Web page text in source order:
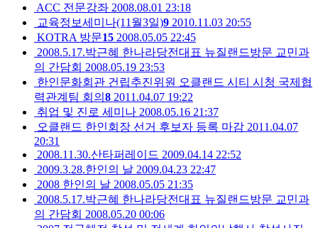
ACC 전문강좌 2008.08.01 23:18
교육정보세미나(11월3일)9 2010.11.03 20:55
KOTRA 방문15 2008.05.05 22:45
2008.5.17.박근혜 한나라당전대표 뉴질랜드방문 교민과
의 간담회 2008.05.19 23:53
한인문화회관 건립추진위원 오클랜드 시티 시청 국제협
력관계팀 회의 8 2011.04.07 19:22
취업 및 진로 세미나 2008.05.16 21:37
오클랜드 한인회장 선거 후보자 등록 마감 2011.04.07
20:31
2008.11.30.산타퍼레이드 2009.04.14 22:52
2009.3.28.한인의 날 2009.04.23 22:47
2008 한인의 날 2008.05.05 21:35
2008.5.17.박근혜 한나라당전대표 뉴질랜드방문 교민과
의 간담회 2008.05.20 00:06